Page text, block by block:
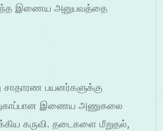
இணைய அனுபவத்தை
சாதாரண பயனர்களுக்கு
இணைய அணுகலை
கருவி. தடைகளை மீறுதல்,